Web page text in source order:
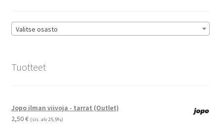
Valitse osasto
Tuotteet
Jopo ilman viivoja - tarrat (Outlet)
2,50€ (sis. alv 25,5%)